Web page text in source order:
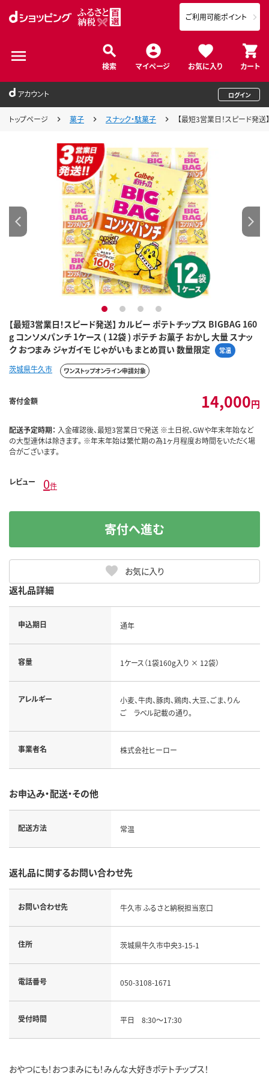
検索 マイページ お気に入り カート
ご利用可能ポイント
アカウント ログイン
トップページ 菓子 スナック・駄菓子 【最短3営業日！スピード発
【最短3営業日！スピード発送】 カルビー ポテトチップス BIGBAG 160
g コンソメパンチ 1ケース ( 12袋 ) ポテチ お菓子 おかし 大量 スナッ
ク おつまみ ジャガイモ じゃがいも まとめ買い 数量限定
常温
1 2 3 4
茨城県牛久市 ワンストップオンライン申請対象
寄付金額 14,000円
配送予定時期： 入金確認後、最短3営業日で発送 ※土日祝、GWや年末年始など
の大型連休は除きます。 ※年末年始は繁忙期の為1ヶ月程度お時間をいただく場
合がございます。
レビュー 0件
お気に入り
寄付へ進む
返礼品詳細
申込期日 通年
容量 1ケース（1袋160g入り × 12袋）
アレルギー
小麦、牛肉、豚肉、鶏肉、大豆、ごま、りん
ご ラベル記載の通り。
事業者名 株式会社ヒーロー
お申込み・配送・その他
配送方法 常温
返礼品に関するお問い合わせ先
お問い合わせ先 牛久市 ふるさと納税担当窓口
住所 茨城県牛久市中央3-15-1
電話番号 050-3108-1671
受付時間 平日 8:30～17:30
おやつにも！おつまみにも！みんな大好きポテトチップス！